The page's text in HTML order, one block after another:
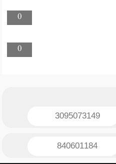
0
0
3095073149
840601184